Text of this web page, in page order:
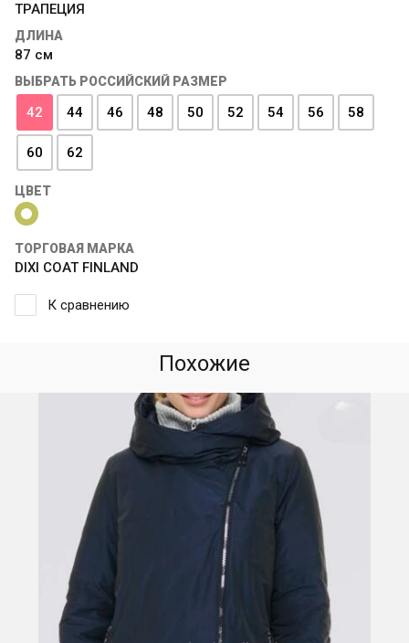
ТРАПЕЦИЯ
ДЛИНА
87 см
ВЫБРАТЬ РОССИЙСКИЙ РАЗМЕР
42 44 46 48 50 52 54 56 58
60 62
ЦВЕТ
ТОРГОВАЯ МАРКА
DIXI COAT FINLAND
К сравнению
Похожие